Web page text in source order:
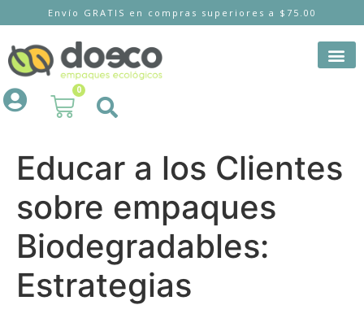
Envío GRATIS en compras superiores a $75.00
0
Educar a los Clientes
sobre empaques
Biodegradables:
Estrategias